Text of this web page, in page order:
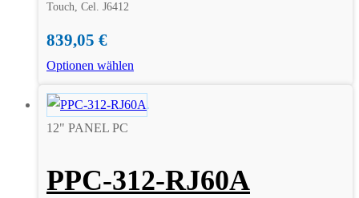
Touch, Cel. J6412
839,05 €
Optionen wählen
12" PANEL PC
PPC-312-RJ60A